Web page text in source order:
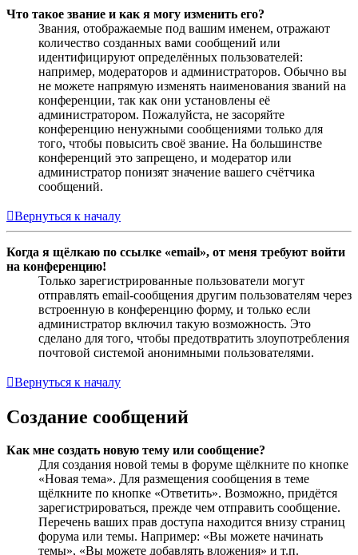
Что такое звание и как я могу изменить его?
Звания, отображаемые под вашим именем, отражают
количество созданных вами сообщений или
идентифицируют определённых пользователей:
например, модераторов и администраторов. Обычно вы
не можете напрямую изменять наименования званий на
конференции, так как они установлены её
администратором. Пожалуйста, не засоряйте
конференцию ненужными сообщениями только для
того, чтобы повысить своё звание. На большинстве
конференций это запрещено, и модератор или
администратор понизят значение вашего счётчика
сообщений.
Вернуться к началу
Когда я щёлкаю по ссылке «email», от меня требуют войти
на конференцию!
Только зарегистрированные пользователи могут
отправлять email-сообщения другим пользователям через
встроенную в конференцию форму, и только если
администратор включил такую возможность. Это
сделано для того, чтобы предотвратить злоупотребления
почтовой системой анонимными пользователями.
Вернуться к началу
Создание сообщений
Как мне создать новую тему или сообщение?
Для создания новой темы в форуме щёлкните по кнопке
«Новая тема». Для размещения сообщения в теме
щёлкните по кнопке «Ответить». Возможно, придётся
зарегистрироваться, прежде чем отправить сообщение.
Перечень ваших прав доступа находится внизу страниц
форума или темы. Например: «Вы можете начинать
темы», «Вы можете добавлять вложения» и т.п.